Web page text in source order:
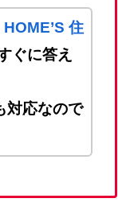
住
ぐに答え
対応なので